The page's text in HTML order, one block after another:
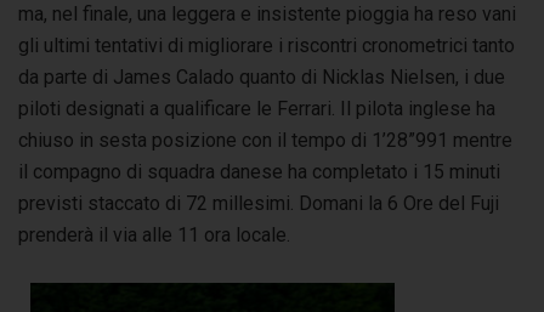
ma, nel finale, una leggera e insistente pioggia ha reso vani
gli ultimi tentativi di migliorare i riscontri cronometrici tanto
da parte di James Calado quanto di Nicklas Nielsen, i due
piloti designati a qualificare le Ferrari. Il pilota inglese ha
chiuso in sesta posizione con il tempo di 1’28”991 mentre
il compagno di squadra danese ha completato i 15 minuti
previsti staccato di 72 millesimi. Domani la 6 Ore del Fuji
prenderà il via alle 11 ora locale.